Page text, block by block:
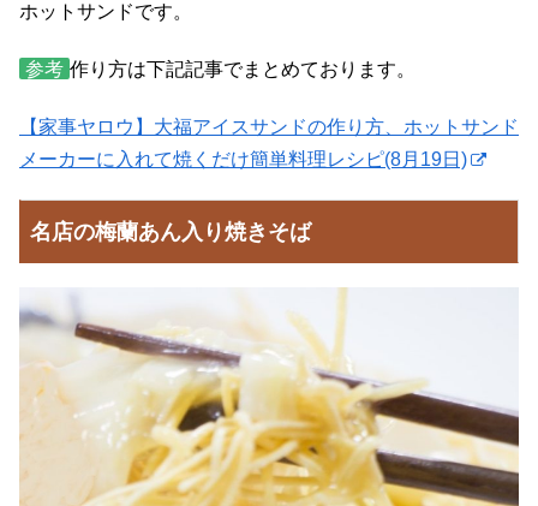
ホットサンドです。
参考 作り方は下記記事でまとめております。
【家事ヤロウ】大福アイスサンドの作り方、ホットサンド
メーカーに入れて焼くだけ簡単料理レシピ(8月19日)
名店の梅蘭あん入り焼きそば